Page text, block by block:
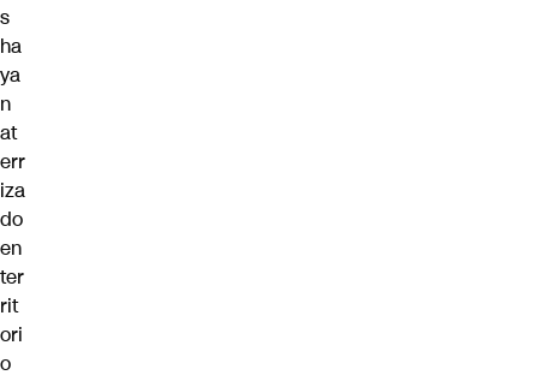
s
ha
ya
n
at
err
iza
do
en
ter
rit
ori
o